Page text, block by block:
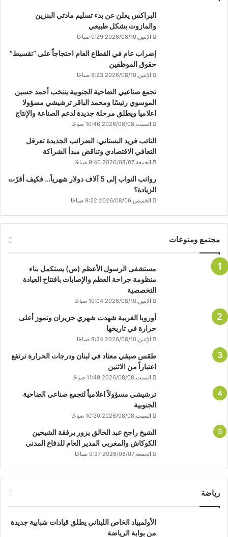
البراكس يعلن عن بدء تسليم مادتي البنزين
والمازوت بشكل طبيعي
الإثنين,2026/08/10 9:29 صباحًا
إضراب عام في القطاع العام احتجاجاً على “تقسيط”
حقوق الموظفين
الإثنين,2026/08/10 8:23 صباحًا
تجمع صناعيي الضاحية الجنوبية ينتخب أحمد حسين
الموسوي رئيسًا ومحمد الباقر ترشيشي مسؤولا
اعلاميا ويطلق مرحلة جديدة لدعم الصناعة والإنتاج
السبت,2026/08/08 10:46 صباحًا
النائب فريد البستاني: الضرائب الجديدة تعرقل
التعافي الاقتصادي وتناقض مبدأ الشراكة
الجمعة,2026/08/07 9:40 صباحًا
رواتب النواب إلى 5 آلاف دولار شهرياً… فكيف أقرّت
الزيادة؟
الخميس,2026/08/06 9:22 صباحًا
مجتمع ومنوعات
مستشفى الرسول الأعظم (ص) يستكمل بناء
منظومة جراحة العظم والإصابات بافتتاح العيادة
التخصصية
الإثنين,2026/08/10 10:04 صباحًا
أوروبا الغربية شهدت شهري حزيران وتموز أعلى
حرارة في تاريخها
الإثنين,2026/08/10 8:24 صباحًا
طقس صيفي معتاد في لبنان ودرجات الحرارة ترتفع
اعتباراً من الاثنين
السبت,2026/08/08 11:49 صباحًا
ترشيشي مسؤولاً اعلامياً لتجمع صناعي الضاحية
الجنوبية
السبت,2026/08/08 10:30 صباحًا
الشيخ راجح عبد الخالق يزور برفقة الشيخين
الكوكاش والمغربي المدير العام للدفاع المدني
الجمعة,2026/08/07 9:37 صباحًا
رياضة
الأولمبياد الخاص اللبناني يطلق قيادات شبابية جديدة
من بوابة الرياضة